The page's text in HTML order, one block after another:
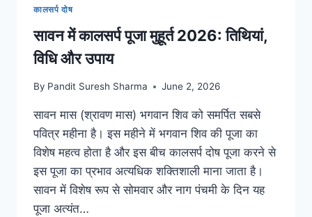
कालसर्प दोष
सावन में कालसर्प पूजा मुहूर्त 2026: तिथियां,
विधि और उपाय
By Pandit Suresh Sharma June 2, 2026
सावन मास (श्रावण मास) भगवान शिव को समर्पित सबसे
पवित्र महीना है। इस महीने में भगवान शिव की पूजा का
विशेष महत्व होता है और इस बीच कालसर्प दोष पूजा करने से
इस पूजा का प्रभाव अत्यधिक शक्तिशाली माना जाता है।
सावन में विशेष रूप से सोमवार और नाग पंचमी के दिन यह
पूजा अत्यंत…